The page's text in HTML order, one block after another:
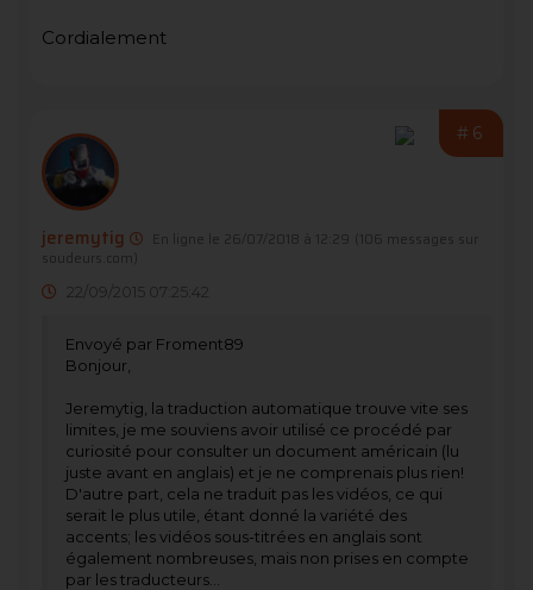
Cordialement
#6
jeremytig En ligne le 26/07/2018 à 12:29
(106 messages sur
soudeurs.com)
22/09/2015 07:25:42
Envoyé par Froment89
Bonjour,
Jeremytig, la traduction automatique trouve vite ses
limites, je me souviens avoir utilisé ce procédé par
curiosité pour consulter un document américain (lu
juste avant en anglais) et je ne comprenais plus rien!
D'autre part, cela ne traduit pas les vidéos, ce qui
serait le plus utile, étant donné la variété des
accents; les vidéos sous-titrées en anglais sont
également nombreuses, mais non prises en compte
par les traducteurs...